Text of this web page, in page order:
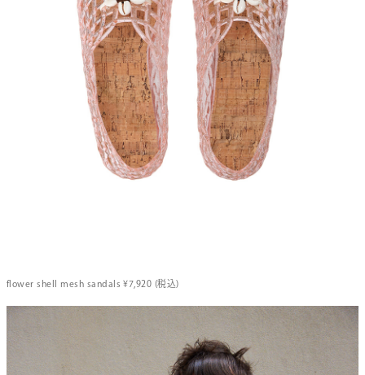
flower shell mesh sandals ¥7,920 (税込)